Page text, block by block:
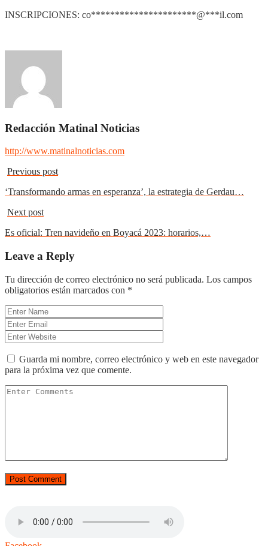
INSCRIPCIONES: co**********************@***il.com
Redacción Matinal Noticias
http://www.matinalnoticias.com
Previous post
‘Transformando armas en esperanza’, la estrategia de Gerdau…
Next post
Es oficial: Tren navideño en Boyacá 2023: horarios,…
Leave a Reply
Tu dirección de correo electrónico no será publicada. Los campos
obligatorios están marcados con *
Guarda mi nombre, correo electrónico y web en este navegador
para la próxima vez que comente.